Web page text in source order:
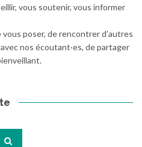
vous soutenir, vous informer
poser, de rencontrer d’autres
nos écoutant·es, de partager